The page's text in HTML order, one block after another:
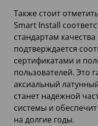
Также стоит
Smart Install
стандартам
подтверждается
сертификатами и
пользователей. Это
аксиальный
станет надежной
системы и
на долгие годы.